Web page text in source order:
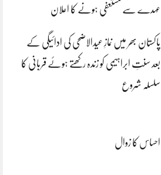
عہدے سے مستعفی ہونے کا اعلان
پاکستان بھر میں نمازِ عیدالاضحی کی ادائیگی کے
بعد سنتِ ابراہیمی کو زندہ رکھتے ہوئے قربانی کا
سلسلہ شروع
احساس کا زوال